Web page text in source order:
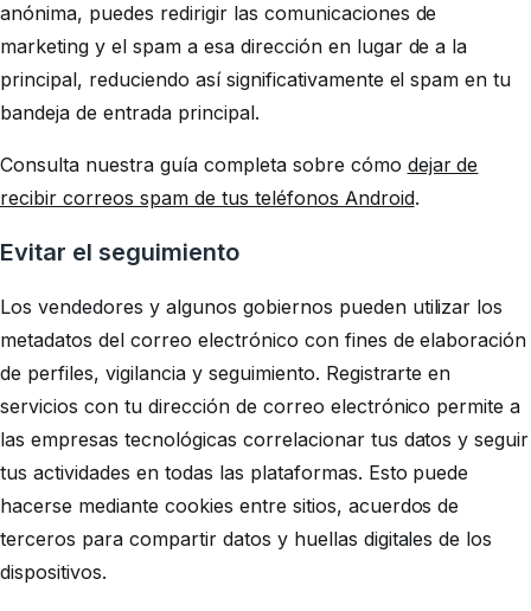
anónima, puedes redirigir las comunicaciones de
marketing y el spam a esa dirección en lugar de a la
principal, reduciendo así significativamente el spam en tu
bandeja de entrada principal.
Consulta nuestra guía completa sobre cómo dejar de
recibir correos spam de tus teléfonos Android.
Evitar el seguimiento
Los vendedores y algunos gobiernos pueden utilizar los
metadatos del correo electrónico con fines de elaboración
de perfiles, vigilancia y seguimiento. Registrarte en
servicios con tu dirección de correo electrónico permite a
las empresas tecnológicas correlacionar tus datos y seguir
tus actividades en todas las plataformas. Esto puede
hacerse mediante cookies entre sitios, acuerdos de
terceros para compartir datos y huellas digitales de los
dispositivos.